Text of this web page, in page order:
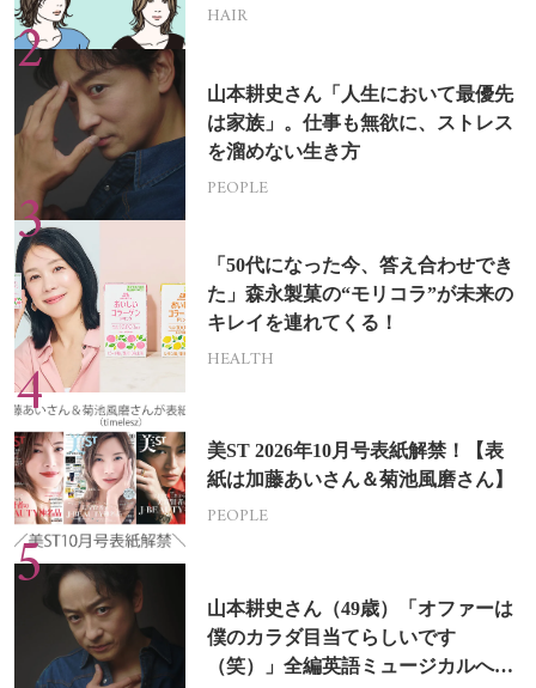
HAIR
山本耕史さん「人生において最優先
は家族」。仕事も無欲に、ストレス
を溜めない生き方
PEOPLE
「50代になった今、答え合わせでき
た」森永製菓の“モリコラ”が未来の
キレイを連れてくる！
HEALTH
美ST 2026年10月号表紙解禁！【表
紙は加藤あいさん＆菊池風磨さん】
PEOPLE
山本耕史さん（49歳）「オファーは
僕のカラダ目当てらしいです
（笑）」全編英語ミュージカルへの